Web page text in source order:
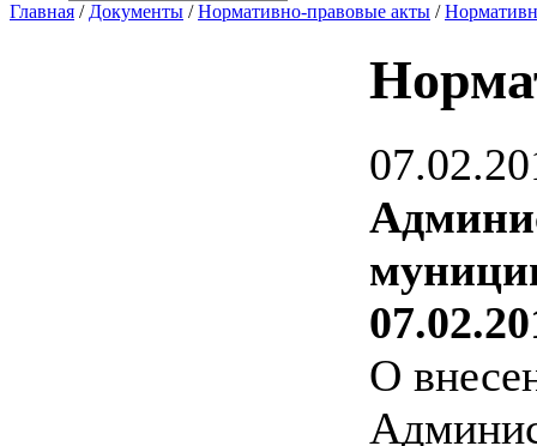
Главная / Документы /Нормативно-правовые акты /
О